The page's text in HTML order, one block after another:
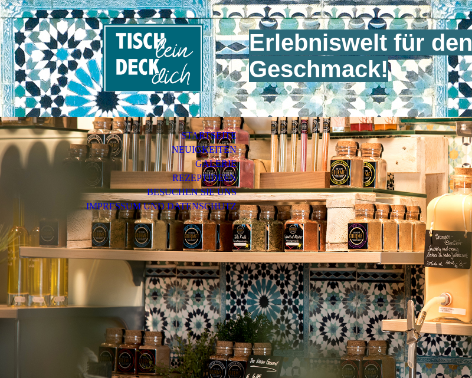
Erlebniswelt für den
Geschmack!
STARTSEITE
NEUIGKEITEN
GALERIE
REZEPTIDEEN
BESUCHEN SIE UNS
IMPRESSUM UND DATENSCHUTZ